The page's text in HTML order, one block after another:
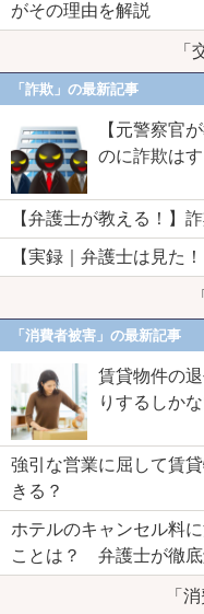
がその理由を解説
「
「詐欺」の最新記事
【元警察官
のに詐欺は
【弁護士が教える！】
【実録｜弁護士は見た
「消費者被害」の最新記事
賃貸物件の
りするしか
強引な営業に屈して賃
きる？
ホテルのキャンセル料
ことは？ 弁護士が徹底
「